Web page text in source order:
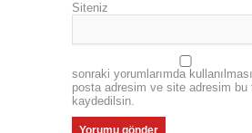
Siteniz
sonraki yorumlarımda
posta adresim ve site adresim bu
kaydedilsin.